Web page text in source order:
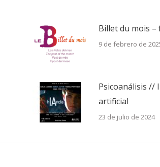
Billet du mois –
9 de febrero de
Psicoanálisis //
artificial
23 de julio de 2024